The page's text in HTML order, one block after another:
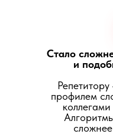
Стало
и
профилем